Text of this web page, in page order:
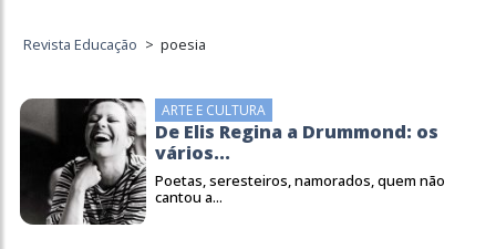
Revista Educação > poesia
ARTE E CULTURA
De Elis Regina a Drummond: os
vários...
Poetas, seresteiros, namorados, quem não
cantou a...